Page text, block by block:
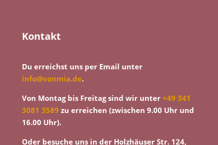
Kontakt
Du erreichst uns per Email unter
info@vonmia.de.
Von Montag bis Freitag sind wir unter +49 341
3081 3589 zu erreichen (zwischen 9.00 Uhr und
16.00 Uhr).
Oder besuche uns in der Holzhäuser Str. 124,